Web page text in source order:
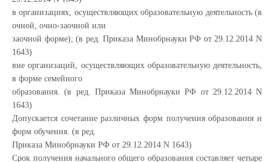
в организациях, осуществляющих образовательную деятельность (в
очной, очно-заочной или
заочной форме); (в ред. Приказа Минобрнауки РФ от 29.12.2014 N
1643)
вне организаций, осуществляющих образовательную деятельность,
в форме семейного
образования. (в ред. Приказа Минобрнауки РФ от 29.12.2014 N
1643)
Допускается сочетание различных форм получения образования и
форм обучения. (в ред.
Приказа Минобрнауки РФ от 29.12.2014 N 1643)
Срок получения начального общего образования составляет четыре